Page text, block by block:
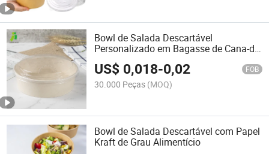
Bowl de Salada Descartável
Personalizado em Bagasse de Cana-de-
Açúcar
US$ 0,018-0,02 FOB
30.000 Peças (MOQ)
Bowl de Salada Descartável com Papel
Kraft de Grau Alimentício